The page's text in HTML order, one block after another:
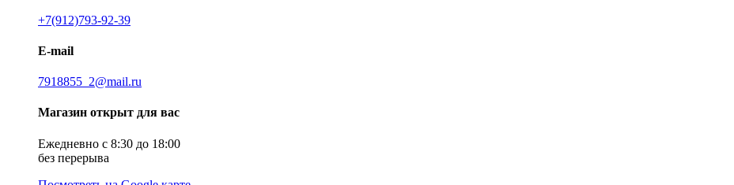
+7(912)793-92-39
E-mail
7918855_2@mail.ru
Магазин открыт для вас
Ежедневно с 8:30 до 18:00
без перерыва